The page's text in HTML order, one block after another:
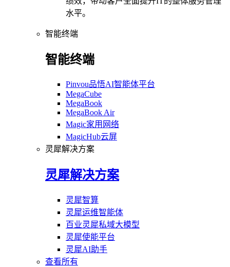
水平。
智能终端
智能终端
Pinvou品悟AI智能体平台
MegaCube
MegaBook
MegaBook Air
Magic家用网络
MagicHub云屏
灵犀解决方案
灵犀解决方案
灵犀智算
灵犀运维智能体
百业灵犀私域大模型
灵犀使能平台
灵犀AI助手
查看所有